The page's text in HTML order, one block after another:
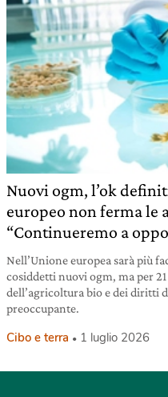
Nuovi ogm, l’ok
europeo non ferma le
“Continueremo a
Nell’Unione europea sarà più
cosiddetti nuovi ogm, ma per
dell’agricoltura bio e dei diritti
preoccupante.
Cibo e terra 1 luglio 2026